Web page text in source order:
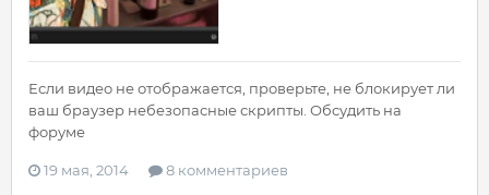
Если видео не отображается, проверьте, не блокирует ли
ваш браузер небезопасные скрипты. Обсудить на
форуме
19 мая, 2014 8 комментариев